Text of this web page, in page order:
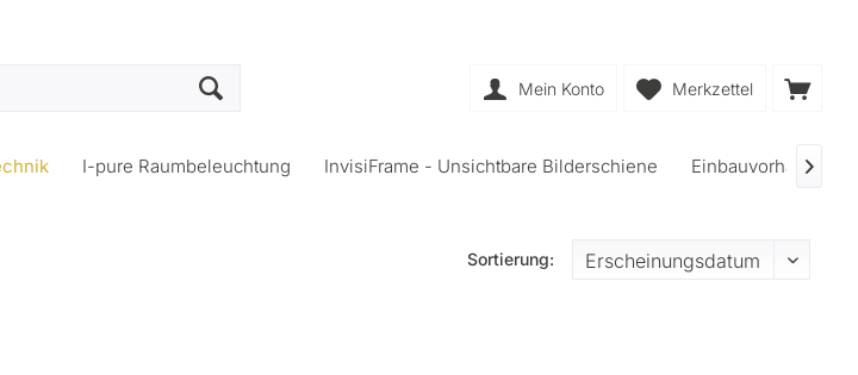
Merkzettel
Mein Konto
I-pure Raumbeleuchtung InvisiFrame - Unsichtbare Bilderschiene 
Sortierung: